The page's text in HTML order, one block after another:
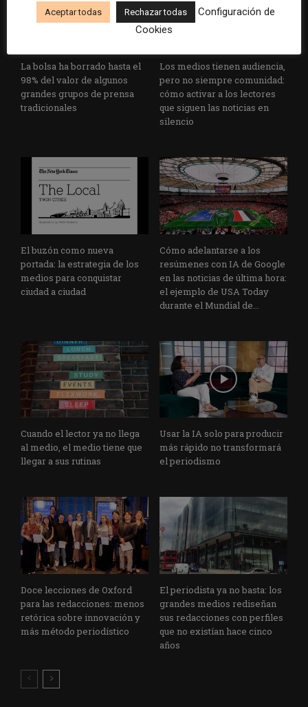
La bolsa ha borrado hasta el
98% del valor de algunos
grandes grupos de prensa
tradicionales
Los medios tienen audiencia,
pero no siempre comunidad:
cómo activar a los lectores
que siguen las noticias en
silencio
El buzón como nueva
portada: la estrategia de los
medios para conquistar
ciudad a ciudad
Cómo adelantarse a los
resúmenes con IA de Google
en las noticias de última hora:
el ejemplo de USA Today
durante el Mundial de...
Cuando el lector ya no llega
al medio, el medio tiene que
llegar a sus rutinas
Usar la IA solo para producir
más rápido no transformará
el periodismo
Doce lecciones de Oxford
para las redacciones: menos
retórica sobre innovación y
más método periodístico
El periodista ya no basta: los
grandes medios rediseñan
sus redacciones con perfiles
que no existían hace cinco
años
Aceptar todas Rechazar todas
Configuración de
Cookies